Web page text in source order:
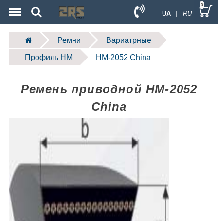
UA | RU
Search 0
Ремни Вариатрные
Профиль HM HM-2052 China
Ремень приводной HM-2052
China